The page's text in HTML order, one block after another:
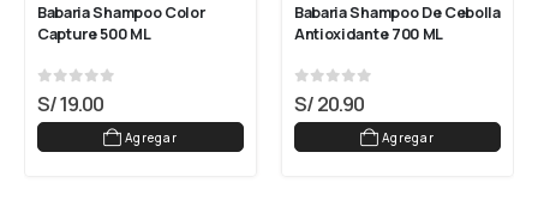
Babaria Shampoo Color
Capture 500 ML
0 out of 5
S/19.00
Agregar
Babaria Shampoo De Cebolla
Antioxidante 700 ML
0 out of 5
S/20.90
Agregar